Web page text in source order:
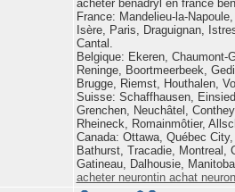
acheter benadryl en france
France: Mandelieu-la-
Isère, Paris, Draguignan,
Cantal.
Belgique: Ekeren,
Reninge, Boortmeerbeek,
Brugge, Riemst, Houthalen,
Suisse: Schaffhausen,
Grenchen, Neuchâtel,
Rheineck, Romainmôtier,
Canada: Ottawa, Québec
Bathurst, Tracadie, Montreal,
Gatineau, Dalhousie,
acheter neurontin achat